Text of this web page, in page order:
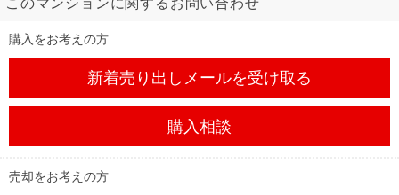
購入をお考えの方
新着売り出しメールを受け取る
購入相談
売却をお考えの方